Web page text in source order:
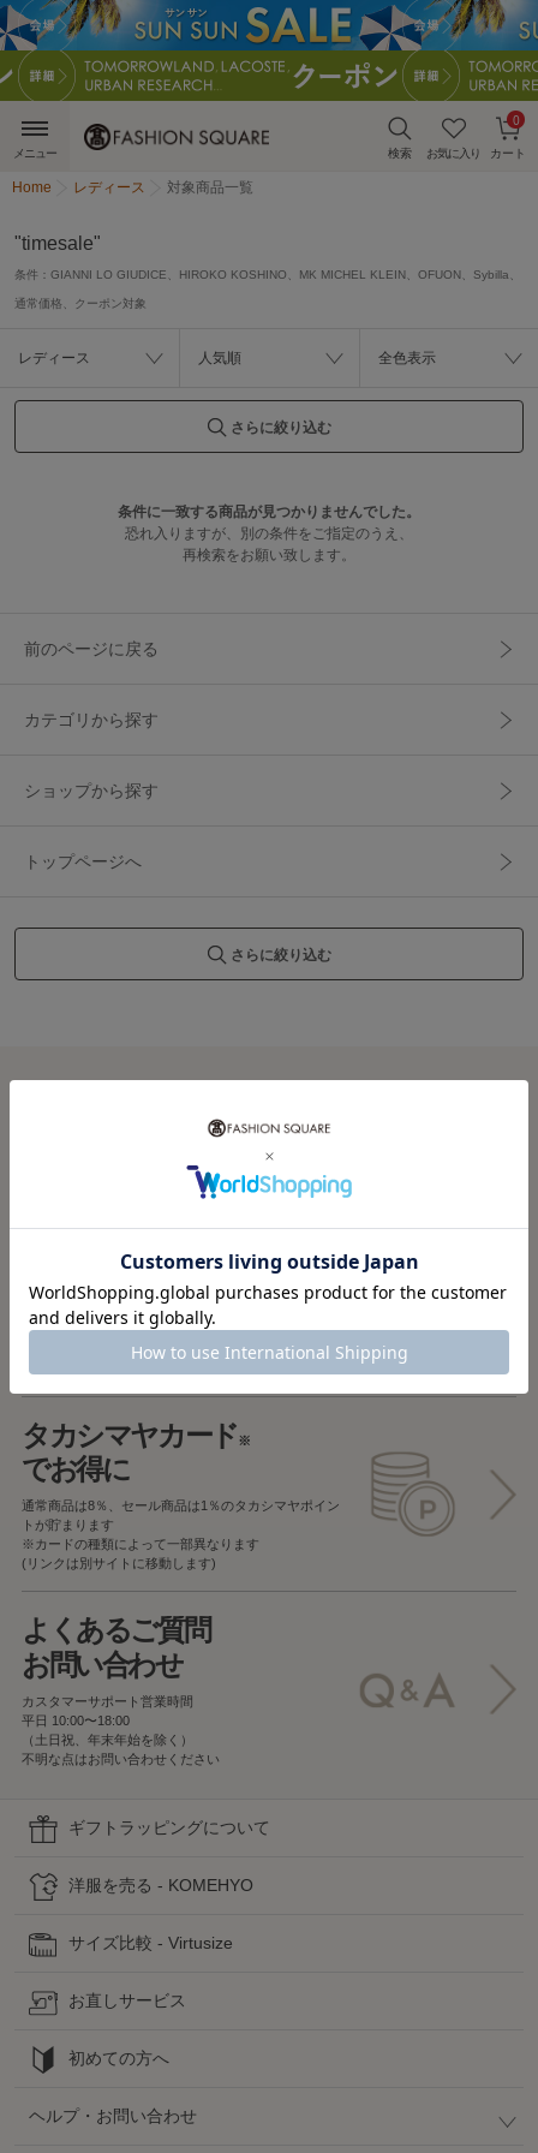
検索 お気に入り カート
0
メニュー
Home レディース 対象商品一覧
"timesale"
条件： GIANNI LO GIUDICE、HIROKO KOSHINO、MK MICHEL KLEIN、OFUON、Sybilla、
通常価格、クーポン対象
レディース 人気順 全色表示
さらに絞り込む
条件に一致する商品が見つかりませんでした。
恐れ入りますが、別の条件をご指定のうえ、
再検索をお願い致します。
前のページに戻る
カテゴリから探す
ショップから探す
トップページへ
さらに絞り込む
返品OK
一部商品を除き、
返品することが可能です
タカシマヤカード※
でお得に
通常商品は8％、セール商品は1％のタカシマヤポイン
トが貯まります
※カードの種類によって一部異なります
(リンクは別サイトに移動します)
よくあるご質問
お問い合わせ
カスタマーサポート営業時間
平日 10:00〜18:00
（土日祝、年末年始を除く）
不明な点はお問い合わせください
ギフトラッピングについて
洋服を売る - KOMEHYO
サイズ比較 - Virtusize
お直しサービス
初めての方へ
ヘルプ・お問い合わせ